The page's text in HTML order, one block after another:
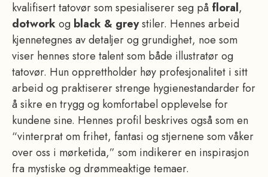
kvalifisert tatovør som spesialiserer seg på floral,
dotworkog black & greystiler. Hennes arbeid
kjennetegnes av detaljer og grundighet, noe som
viser hennes store talent som både illustratør og
tatovør. Hun opprettholder høy profesjonalitet i sitt
arbeid og praktiserer strenge hygienestandarder for
å sikre en trygg og komfortabel opplevelse for
kundene sine. Hennes profil beskrives også som en
“vinterprat om frihet, fantasi og stjernene som våker
over oss i mørketida,” som indikerer en inspirasjon
fra mystiske og drømmeaktige temaer.